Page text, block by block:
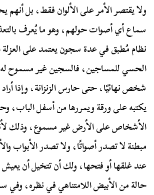
ولا يقتصر الأمر على الألوان فقط، بل أنهم
سماع أي أصوات حولهم، وهو ما يُعرف
نظام مُطبق في عدة سجون يعتمد على العزلة
الحسي للمساجين، فالسجين غير مسموح
شخص نهائيًا، حتى حارس الزنزانة، وإذا أراد
يكتبه على ورقة ويمررها من أسفل
الأشخاص على الأرض غير مسموع، وذلك
مبطنة لا تصدر أصواتًا، ولا تصدر الأبواب
عند غلقها أو فتحها، ولك أن تتخيل أن
حالة من الأبيض اللامتناهي في نظره،